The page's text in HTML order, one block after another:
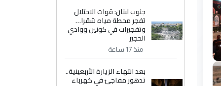
جنوب لبنان: قوات الاحتلال
تفجر محطة مياه شقرا…
وتفجيرات في كونين ووادي
الحجير
منذ 17 ساعة
بعد انتهاء الزيارة الأربعينية..
تدهور مفاجئ في كهرباء